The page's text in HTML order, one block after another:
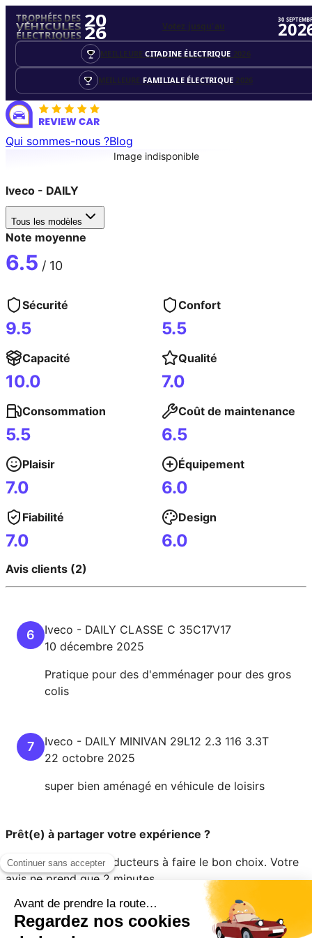
TROPHÉES DES
VÉHICULES
ÉLECTRIQUES
20
26
MEILLEURECITADINE ÉLECTRIQUE 2026
MEILLEURE FAMILIALE ÉLECTRIQUE 2026
Votez jusqu'au
30
Qui sommes-nous ?Blog
Image indisponible
Iveco - DAILY
Tous les modèles
Note moyenne
6.5 / 10
Sécurité
9.5
Confort
5.5
Capacité
10.0
Qualité
7.0
Consommation
5.5
Coût de maintenance
6.5
Plaisir
7.0
Équipement
6.0
Fiabilité
7.0
Design
6.0
Avis clients (2)
6 Iveco - DAILY CLASSE C 35C17V17
10 décembre 2025
Pratique pour des d'emménager pour des gros
colis
7 Iveco - DAILY MINIVAN 29L12 2.3 116 3.3T
22 octobre 2025
super bien aménagé en véhicule de loisirs
Prêt(e) à partager votre expérience ?
Aidez les autres conducteurs à faire le bon choix. Votre
avis ne prend que 2 minutes.
Évaluer mon véhicule en 2 minutes